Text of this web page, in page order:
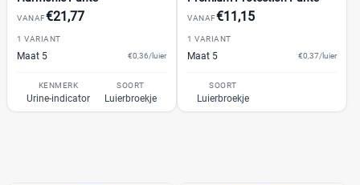
Mamia
Muumi
Naty (2)
Pura
Rascal + Friends
Soort
Luierbroekje
VANAF€21,77
1 VARIANT
Maat 5 €0,36/luier
KENMERK
Urine-indicator
SOORT
Luierbroekje
VANAF€11,15
1 VARIANT
Maat 5 €0,37/luier
SOORT
Luierbroekje